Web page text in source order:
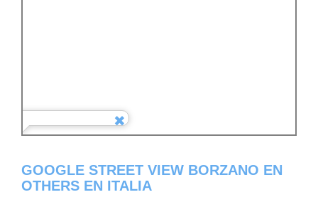
GOOGLE STREET VIEW BORZANO EN
OTHERS EN ITALIA